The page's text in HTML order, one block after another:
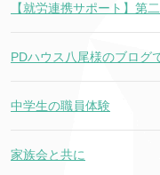
【就労連携サポート】第
PDハウス八尾様のブログ
中学生の職員体験
家族会と共に